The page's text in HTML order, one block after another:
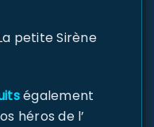
petite Sirène
également
héros de l’